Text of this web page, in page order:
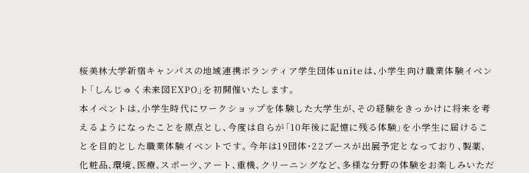
桜美林大学新宿キャンパスの地域連携ボランティア学生団体uniteは、小学生向け職業体験イベン
ト「しんじゅく未来図EXPO」を初開催いたします。
本イベントは、小学生時代にワークショップを体験した大学生が、その経験をきっかけに将来を考
えるようになったことを原点とし、今度は自らが「10年後に記憶に残る体験」を小学生に届けるこ
とを目的とした職業体験イベントです。今年は19団体・22ブースが出展予定となっており、製薬、
化粧品、環境、医療、スポーツ、アート、重機、クリーニングなど、多様な分野の体験をお楽しみいただ